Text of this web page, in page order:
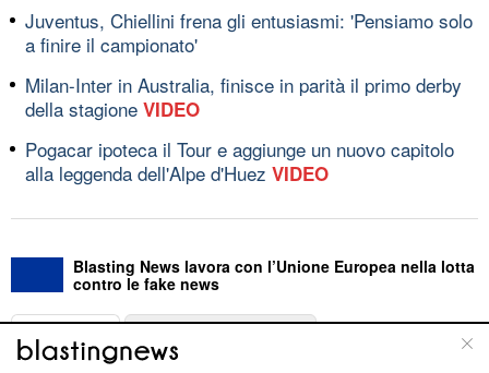
Juventus, Chiellini frena gli entusiasmi: 'Pensiamo solo
a finire il campionato'
Milan-Inter in Australia, finisce in parità il primo derby
della stagione VIDEO
Pogacar ipoteca il Tour e aggiunge un nuovo capitolo
alla leggenda dell'Alpe d'Huez VIDEO
Blasting News lavora con l’Unione Europea nella lotta
contro le fake news
ABOUT